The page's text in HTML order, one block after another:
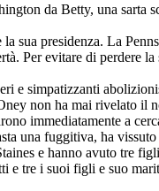
da Betty, una
sua presidenza. La
Per evitare di perdere
e simpatizzanti
non ha mai rivelato il
immediatamente a
una fuggitiva, ha
e hanno avuto tre
e tre i suoi figli e suo